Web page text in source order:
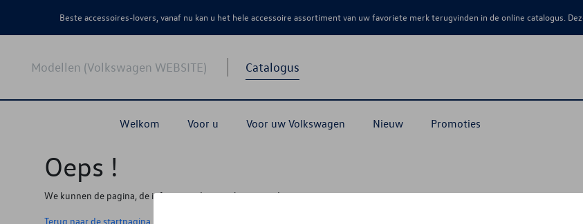
Beste accessoires-lovers, vanaf nu kan u het hele accessoire assortiment van uw favoriete merk terugvinden in de online catalogus.
Modellen (Volkswagen WEBSITE) Catalogus
Welkom Voor u Voor uw Volkswagen Nieuw Promoties
Oeps !
We kunnen de pagina, de informatie die u zoekt niet vinden
Terug naar de startpagina